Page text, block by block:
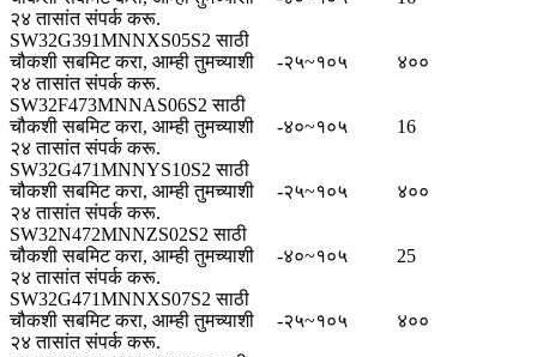
२४ तासांत संपर्क करू.
SW32G391MNNXS05S2 साठी
चौकशी सबमिट करा, आम्ही तुमच्याशी
२४ तासांत संपर्क करू.
-२५~१०५ ४००
SW32F473MNNAS06S2 साठी
चौकशी सबमिट करा, आम्ही तुमच्याशी
२४ तासांत संपर्क करू.
-४०~१०५ 16
SW32G471MNNYS10S2 साठी
चौकशी सबमिट करा, आम्ही तुमच्याशी
२४ तासांत संपर्क करू.
-२५~१०५ ४००
SW32N472MNNZS02S2 साठी
चौकशी सबमिट करा, आम्ही तुमच्याशी
२४ तासांत संपर्क करू.
-४०~१०५ 25
SW32G471MNNXS07S2 साठी
चौकशी सबमिट करा, आम्ही तुमच्याशी
२४ तासांत संपर्क करू.
-२५~१०५ ४००